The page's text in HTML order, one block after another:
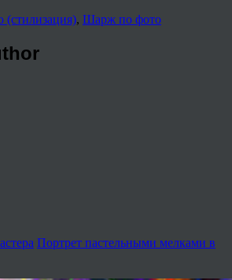
, Шарж по фото
Портрет пастельными мелками в